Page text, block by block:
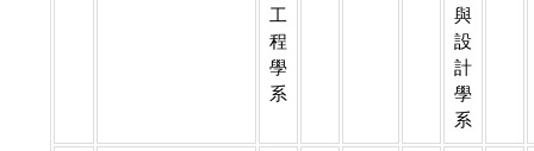
工
程
學
系
與
設
計
學
系